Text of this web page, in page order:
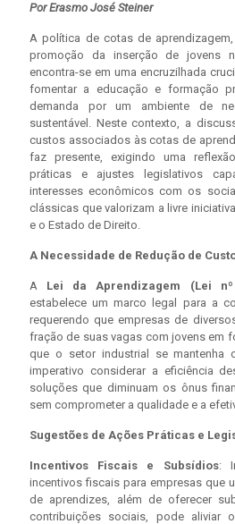
Por Erasmo José Steiner
A política de cotas de
promoção da inserção de jovens
encontra-se em uma encruzilhada
fomentar a educação e formação
demanda por um ambiente de
sustentável. Neste contexto, a
custos associados às cotas de
faz presente, exigindo uma
práticas e ajustes legislativos
interesses econômicos com os
clássicas que valorizam a livre
e o Estado de Direito.
A Necessidade de Redução de
A Lei da Aprendizagem (Lei nº
estabelece um marco legal para a
requerendo que empresas de
fração de suas vagas com jovens em
que o setor industrial se mantenha
imperativo considerar a eficiência
soluções que diminuam os ônus
sem comprometer a qualidade e a
Sugestões de Ações Práticas e
Incentivos Fiscais e Subsídios:
incentivos fiscais para empresas que
de aprendizes, além de oferecer
contribuições sociais, pode aliviar